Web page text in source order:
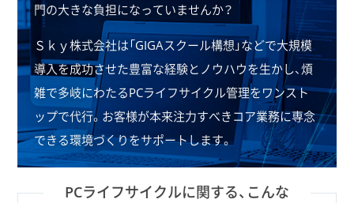
門の大きな負担になっていませんか？
Ｓｋｙ株式会社は「GIGAスクール構想」などで大規模
導入を成功させた豊富な経験とノウハウを生かし、 煩
雑で多岐にわたるPCライフサイクル管理をワンスト
ップで代行。 お客様が本来注力すべきコア業務に専念
できる環境づくりをサポートします。
PCライフサイクルに関する、こんな